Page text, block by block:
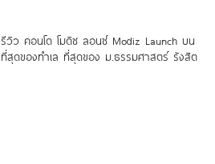
รีวิว คอนโด โมดิซ ลอนซ์ Modiz Launch บน
ที่สุดของทำเล ที่สุดของ ม.ธรรมศาสตร์ รังสิต